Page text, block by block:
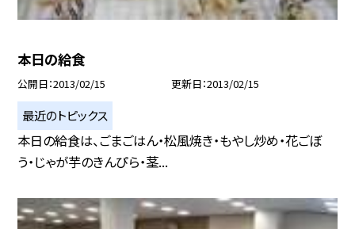
本日の給食
公開日 2013/02/15 更新日 2013/02/15
最近のトピックス
本日の給食は、ごまごはん・松風焼き・もやし炒め・花ごぼ
う・じゃが芋のきんぴら・茎...